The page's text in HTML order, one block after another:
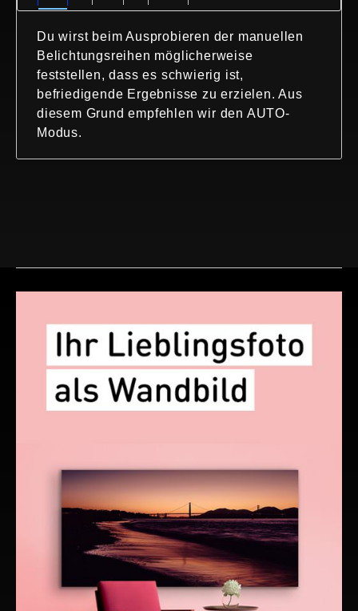
Du wirst beim Ausprobieren der manuellen
Belichtungsreihen möglicherweise
feststellen, dass es schwierig ist,
befriedigende Ergebnisse zu erzielen. Aus
diesem Grund empfehlen wir den AUTO-
Modus.